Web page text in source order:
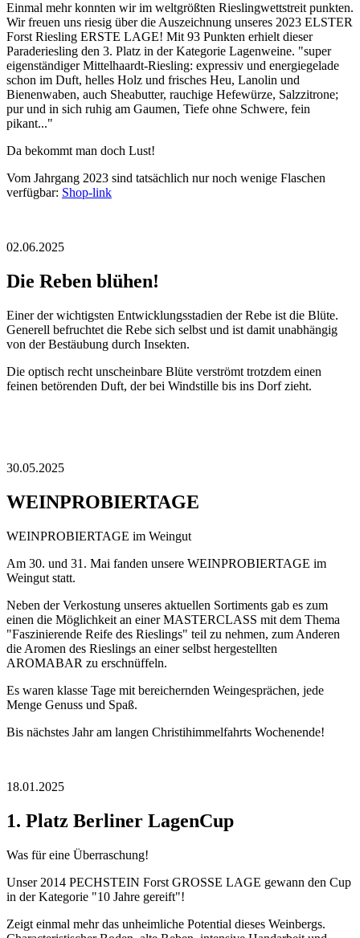
Einmal mehr konnten wir im weltgrößten Rieslingwettstreit punkten.
Wir freuen uns riesig über die Auszeichnung unseres 2023 ELSTER
Forst Riesling ERSTE LAGE! Mit 93 Punkten erhielt dieser
Paraderiesling den 3. Platz in der Kategorie Lagenweine. "super
eigenständiger Mittelhaardt-Riesling: expressiv und energiegelade
schon im Duft, helles Holz und frisches Heu, Lanolin und
Bienenwaben, auch Sheabutter, rauchige Hefewürze, Salzzitrone;
pur und in sich ruhig am Gaumen, Tiefe ohne Schwere, fein
pikant..."
Da bekommt man doch Lust!
Vom Jahrgang 2023 sind tatsächlich nur noch wenige Flaschen
verfügbar: Shop-link
02.06.2025
Die Reben blühen!
Einer der wichtigsten Entwicklungsstadien der Rebe ist die Blüte.
Generell befruchtet die Rebe sich selbst und ist damit unabhängig
von der Bestäubung durch Insekten.
Die optisch recht unscheinbare Blüte verströmt trotzdem einen
feinen betörenden Duft, der bei Windstille bis ins Dorf zieht.
30.05.2025
WEINPROBIERTAGE
WEINPROBIERTAGE im Weingut
Am 30. und 31. Mai fanden unsere WEINPROBIERTAGE im
Weingut statt.
Neben der Verkostung unseres aktuellen Sortiments gab es zum
einen die Möglichkeit an einer MASTERCLASS mit dem Thema
"Faszinierende Reife des Rieslings" teil zu nehmen, zum Anderen
die Aromen des Rieslings an einer selbst hergestellten
AROMABAR zu erschnüffeln.
Es waren klasse Tage mit bereichernden Weingesprächen, jede
Menge Genuss und Spaß.
Bis nächstes Jahr am langen Christihimmelfahrts Wochenende!
18.01.2025
1. Platz Berliner LagenCup
Was für eine Überraschung!
Unser 2014 PECHSTEIN Forst GROSSE LAGE gewann den Cup
in der Kategorie "10 Jahre gereift"!
Zeigt einmal mehr das unheimliche Potential dieses Weinbergs.